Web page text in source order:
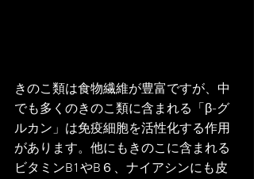
きのこ類は食物繊維が豊富ですが、中
でも多くのきのこ類に含まれる「β-グ
ルカン」は免疫細胞を活性化する作用
があります。他にもきのこに含まれる
ビタミンB1やB６、ナイアシンにも皮